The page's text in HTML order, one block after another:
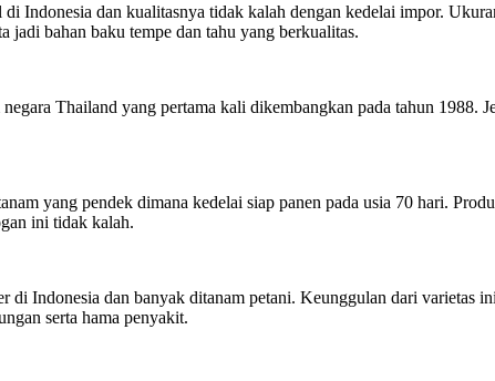
Indonesia dan kualitasnya tidak kalah dengan kedelai impor.
jadi bahan baku tempe dan tahu yang berkualitas.
Thailand yang pertama kali dikembangkan pada tahun
yang pendek dimana kedelai siap panen pada usia 70 hari.
ini tidak kalah.
di Indonesia dan banyak ditanam petani. Keunggulan dari varietas
serta hama penyakit.